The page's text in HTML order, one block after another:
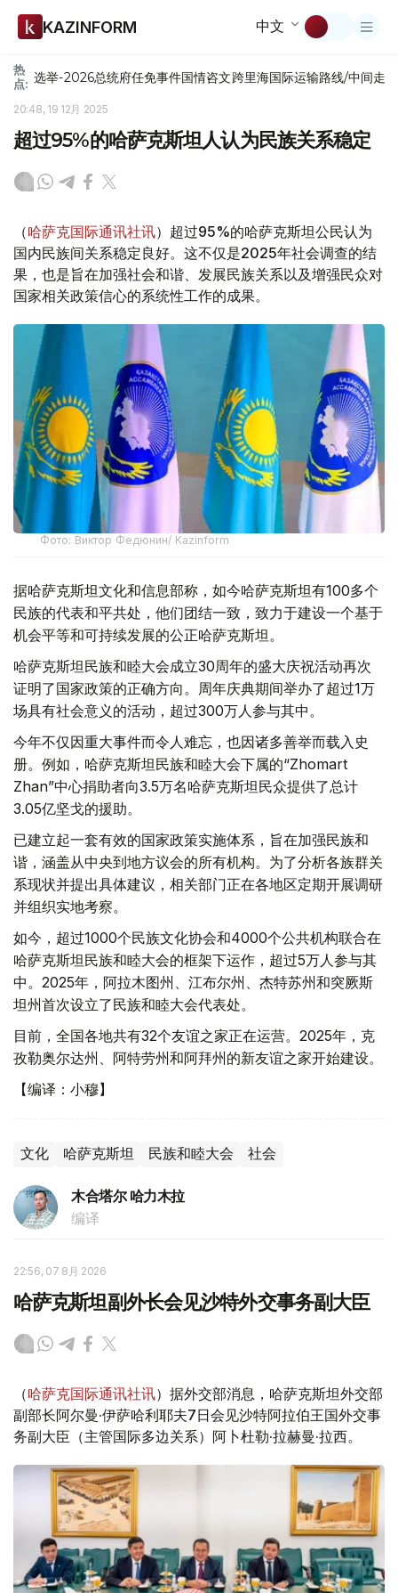
KAZINFORM 中文
热
点: 选举-2026总统府任免事件国情咨文跨里海国际运输路线/中间走廊
20:48, 19 12月 2025
超过95%的哈萨克斯坦人认为民族关系稳定
（哈萨克国际通讯社讯）超过95%的哈萨克斯坦公民认为
国内民族间关系稳定良好。这不仅是2025年社会调查的结
果，也是旨在加强社会和谐、发展民族关系以及增强民众对
国家相关政策信心的系统性工作的成果。
Фото: Виктор Федюнин/ Kazinform
据哈萨克斯坦文化和信息部称，如今哈萨克斯坦有100多个
民族的代表和平共处，他们团结一致，致力于建设一个基于
机会平等和可持续发展的公正哈萨克斯坦。
哈萨克斯坦民族和睦大会成立30周年的盛大庆祝活动再次
证明了国家政策的正确方向。周年庆典期间举办了超过1万
场具有社会意义的活动，超过300万人参与其中。
今年不仅因重大事件而令人难忘，也因诸多善举而载入史
册。例如，哈萨克斯坦民族和睦大会下属的“Zhomart
Zhan”中心捐助者向3.5万名哈萨克斯坦民众提供了总计
3.05亿坚戈的援助。
已建立起一套有效的国家政策实施体系，旨在加强民族和
谐，涵盖从中央到地方议会的所有机构。为了分析各族群关
系现状并提出具体建议，相关部门正在各地区定期开展调研
并组织实地考察。
如今，超过1000个民族文化协会和4000个公共机构联合在
哈萨克斯坦民族和睦大会的框架下运作，超过5万人参与其
中。2025年，阿拉木图州、江布尔州、杰特苏州和突厥斯
坦州首次设立了民族和睦大会代表处。
目前，全国各地共有32个友谊之家正在运营。2025年，克
孜勒奥尔达州、阿特劳州和阿拜州的新友谊之家开始建设。
【编译：小穆】
文化 哈萨克斯坦 民族和睦大会 社会
木合塔尔 哈力木拉
编译
22:56, 07 8月 2026
哈萨克斯坦副外长会见沙特外交事务副大臣
（哈萨克国际通讯社讯）据外交部消息，哈萨克斯坦外交部
副部长阿尔曼·伊萨哈利耶夫7日会见沙特阿拉伯王国外交事
务副大臣（主管国际多边关系）阿卜杜勒·拉赫曼·拉西。